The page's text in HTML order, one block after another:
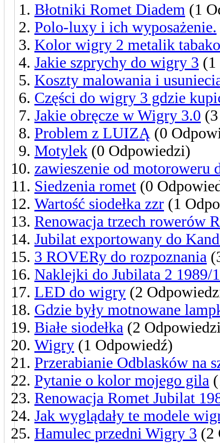
Błotniki Romet Diadem (1
Polo-luxy i ich wyposażenie.
Kolor wigry 2 metalik
Jakie szprychy do wigry 3 (1
Koszty malowania i
Części do wigry 3 gdzie
Jakie obręcze w Wigry 3.0
Problem z LUIZĄ (0
Motylek (0 Odpowiedzi)
zawieszenie od motoroweru
Siedzenia romet (0
Wartość siodełka zzr (1
Renowacja trzech rowerów
Jubilat exportowany do
3 ROVERy do rozpoznania
Naklejki do Jubilata 2 1989/
LED do wigry (2
Gdzie były motnowane
Białe siodełka (2
Wigry (1 Odpowiedź)
Przerabianie Odblasków na
Pytanie o kolor mojego gila
Renowacja Romet Jubilat
Jak wyglądały te modele
Hamulec przedni Wigry 3 (2